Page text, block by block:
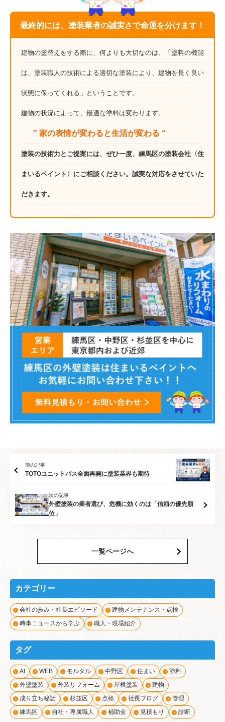
最終的には、塗装業者の誠実さで命運を分けます！
建物の塗替えをする際に、何よりも大切なのは、「塗料の機能
は、塗装職人の技術による適切な塗装により、建物を長く良い
状態に保ってくれる」ということです。
建物の状況によって、最適な塗料は変わります。
” 家の表情が変わると生活が変わる “
塗装の技術力とご提案には、ぜひ一度、練馬区の塗装会社〈住
まいるペイント〉にご相談ください。誠実な対応をさせていた
だきます。
前の記事
TOTOユニットバス全面再開に塗装業界も期待
次の記事
外壁塗装の業者選び、危機に効くのは「信頼の優先順
位」
一覧ページへ
カテゴリー
会社の歩み・社長エピソード
建物メンテナンス・点検
時事ニュースから学ぶ
職人・現場紹介
タグ
AI WEB モルタル 中野区 住まい
塗料
外壁塗装
外装リフォーム 屋根塗装
建物
成り立ち秘話
杉並区 点検 社長ブログ
管理
練馬区
自社・専属職人 補助金 見積もり 診断